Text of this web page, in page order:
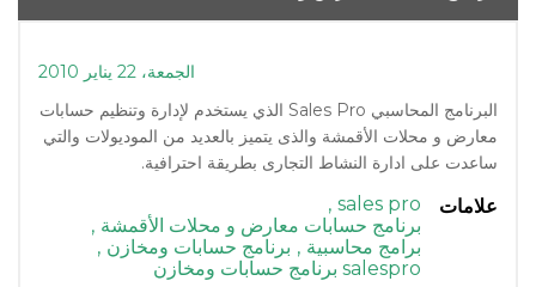
الجمعة، 22 يناير 2010
البرنامج المحاسبي Sales Pro الذي يستخدم لإدارة وتنظيم حسابات
معارض و محلات الأقمشة والذى يتميز بالعديد من الموديولات والتي
ساعدت على ادارة النشاط التجارى بطريقة احترافية.
علامات sales pro
,
برنامج حسابات معارض و محلات الأقمشة ,
برامج محاسبية , برنامج حسابات ومخازن ,
salespro برنامج حسابات ومخازن